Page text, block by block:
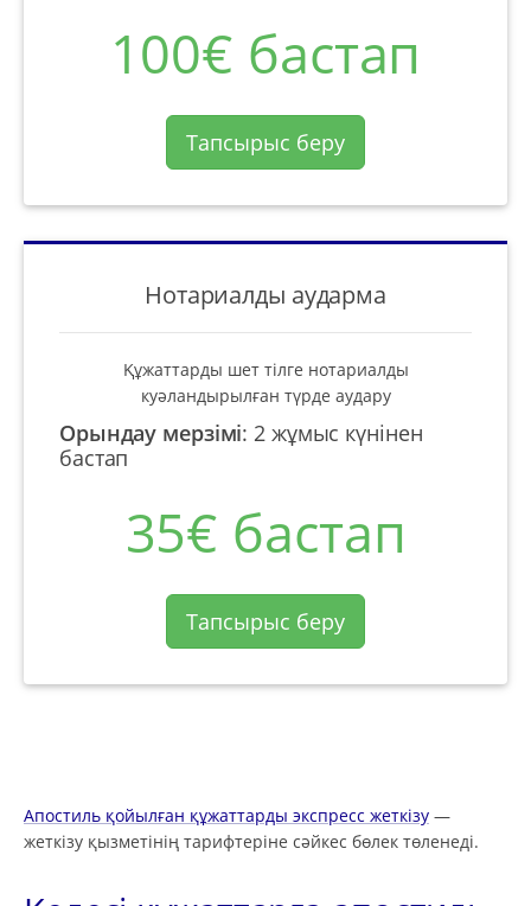
100€ бастап
Тапсырыс беру
Нотариалды аударма
Құжаттарды шет тілге нотариалды
куәландырылған түрде аудару
Орындау мерзімі:2 жұмыс күнінен
бастап
35€ бастап
Тапсырыс беру
Апостиль қойылған құжаттарды экспресс жеткізу —
жеткізу қызметінің тарифтеріне сәйкес бөлек төленеді.